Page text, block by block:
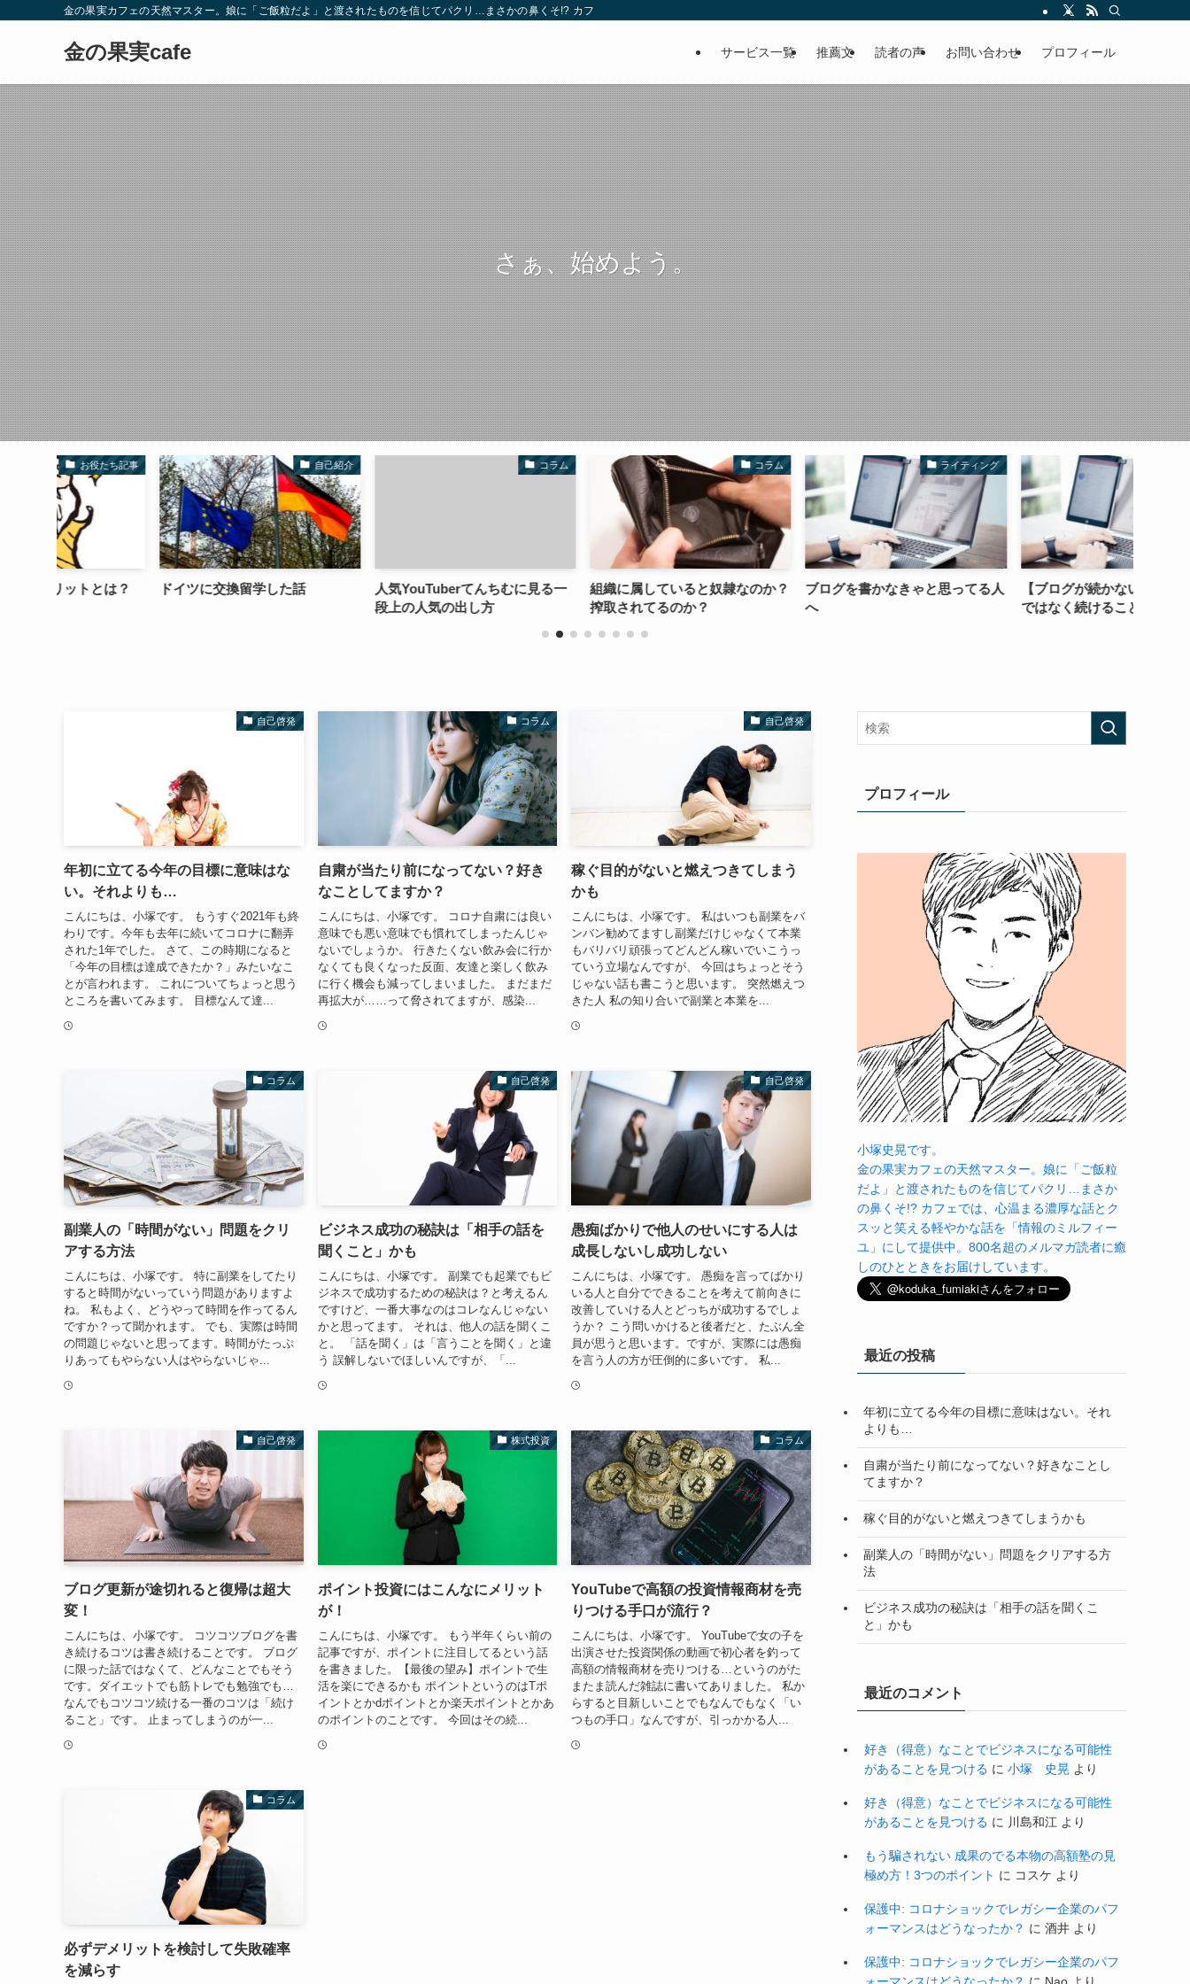
金の果実カフェの天然マスター。娘に「ご飯粒だよ」と渡されたものを信じてパクリ…まさかの鼻くそ!? カフェでは、心温まる濃厚な話とクスッと笑える軽やかな話を「情報のミルフィーユ」にして提供中。800名超のメルマガ読
金の果実cafe サービス一覧 推薦文 読者の声 お問い合わせ プロフィール
さぁ、始めよう。
自己紹介
ドイツに交換留学した話
人気YouTuberてんちむに見る一
段上の人気の出し方
コラム
組織に属していると奴隷なのか？
搾取されてるのか？
ライティング
ブログを書かなきゃと思ってる人
ライティング
【ブログが続かない人】アクセス
ではなく続けることを目標に
自己啓発
年初に立てる今年の目標に意味はな
い。それよりも…
こんにちは、小塚です。 もうすぐ2021年も終
わりです。今年も去年に続いてコロナに翻弄
された1年でした。 さて、この時期になると
「今年の目標は達成できたか？」みたいなこ
とが言われます。 これについてちょっと思う
ところを書いてみます。 目標なんて達...
コラム
自粛が当たり前になってない？好き
なことしてますか？
こんにちは、小塚です。 コロナ自粛には良い
意味でも悪い意味でも慣れてしまったんじゃ
ないでしょうか。 行きたくない飲み会に行か
なくても良くなった反面、友達と楽しく飲み
に行く機会も減ってしまいました。 まだまだ
再拡大が……って脅されてますが、感染...
自己啓発
稼ぐ目的がないと燃えつきてしまう
かも
こんにちは、小塚です。 私はいつも副業をバ
ンバン勧めてますし副業だけじゃなくて本業
もバリバリ頑張ってどんどん稼いでいこうっ
ていう立場なんですが、 今回はちょっとそう
じゃない話も書こうと思います。 突然燃えつ
きた人 私の知り合いで副業と本業を...
コラム
副業人の「時間がない」問題をクリ
アする方法
こんにちは、小塚です。 特に副業をしてたり
すると時間がないっていう問題がありますよ
ね。 私もよく、どうやって時間を作ってるん
ですか？って聞かれます。 でも、実際は時間
の問題じゃないと思ってます。時間がたっぷ
りあってもやらない人はやらないじゃ...
自己啓発
ビジネス成功の秘訣は「相手の話を
聞くこと」かも
こんにちは、小塚です。 副業でも起業でもビ
ジネスで成功するための秘訣は？と考えるん
ですけど、一番大事なのはコレなんじゃない
かと思ってます。 それは、他人の話を聞くこ
と。 「話を聞く」は「言うことを聞く」と違
う 誤解しないでほしいんですが、「...
自己啓発
愚痴ばかりで他人のせいにする人は
成長しないし成功しない
こんにちは、小塚です。 愚痴を言ってばかり
いる人と自分でできることを考えて前向きに
改善していける人とどっちが成功するでしょ
うか？ こう問いかけると後者だと、たぶん全
員が思うと思います。ですが、実際には愚痴
を言う人の方が圧倒的に多いです。 私...
自己啓発
ブログ更新が途切れると復帰は超大
変！
こんにちは、小塚です。 コツコツブログを書
き続けるコツは書き続けることです。 ブログ
に限った話ではなくて、どんなことでもそう
です。ダイエットでも筋トレでも勉強でも…
なんでもコツコツ続ける一番のコツは「続け
ること」です。 止まってしまうのが一...
株式投資
ポイント投資にはこんなにメリット
が！
こんにちは、小塚です。 もう半年くらい前の
記事ですが、ポイントに注目してるという話
を書きました。【最後の望み】ポイントで生
活を楽にできるかも ポイントというのはTポ
イントとかdポイントとか楽天ポイントとかあ
のポイントのことです。 今回はその続...
コラム
YouTubeで高額の投資情報商材を売
りつける手口が流行？
こんにちは、小塚です。 YouTubeで女の子を
出演させた投資関係の動画で初心者を釣って
高額の情報商材を売りつける…というのがた
またま読んだ雑誌に書いてありました。 私か
らすると目新しいことでもなんでもなく「い
つもの手口」なんですが、引っかかる人...
コラム
必ずデメリットを検討して失敗確率
を減らす
プロフィール
小塚史晃です。
金の果実カフェの天然マスター。娘に「ご飯粒
だよ」と渡されたものを信じてパクリ…まさか
の鼻くそ!? カフェでは、心温まる濃厚な話とク
スッと笑える軽やかな話を「情報のミルフィー
ユ」にして提供中。800名超のメルマガ読者に癒
しのひとときをお届けしています。
最近の投稿
年初に立てる今年の目標に意味はない。それ
よりも…
自粛が当たり前になってない？好きなことし
てますか？
稼ぐ目的がないと燃えつきてしまうかも
副業人の「時間がない」問題をクリアする方
法
ビジネス成功の秘訣は「相手の話を聞くこ
と」かも
最近のコメント
好き（得意）なことでビジネスになる可能性
があることを見つける に 小塚 史晃 より
好き（得意）なことでビジネスになる可能性
があることを見つける に 川島和江 より
もう騙されない 成果のでる本物の高額塾の見
極め方！3つのポイント に コスケ より
保護中: コロナショックでレガシー企業のパフ
ォーマンスはどうなったか？ に 酒井 より
保護中: コロナショックでレガシー企業のパフ
ォーマンスはどうなったか？ に Nao より